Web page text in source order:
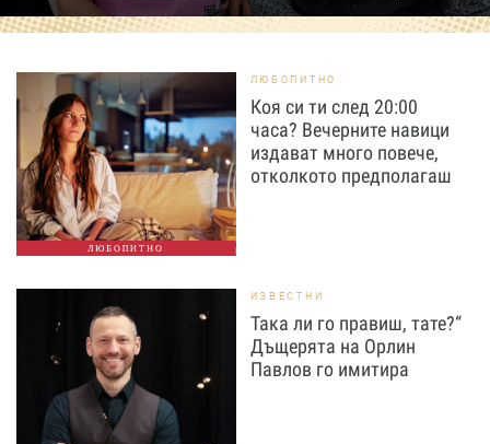
ЛЮБОПИТНО
ЛЮБОПИТНО
Коя си ти след 20:00
часа? Вечерните навици
издават много повече,
отколкото предполагаш
ИЗВЕСТНИ
Така ли го правиш, тате?“
Дъщерята на Орлин
Павлов го имитира